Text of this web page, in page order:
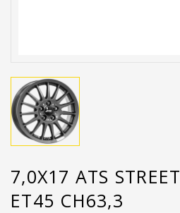
7,0X17 ATS
ET45 CH63,3